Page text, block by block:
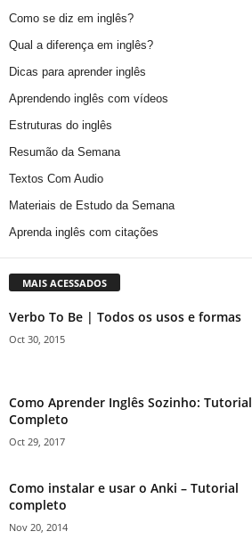
Como se diz em inglês?
Qual a diferença em inglês?
Dicas para aprender inglês
Aprendendo inglês com vídeos
Estruturas do inglês
Resumão da Semana
Textos Com Audio
Materiais de Estudo da Semana
Aprenda inglês com citações
MAIS ACESSADOS
Verbo To Be | Todos os usos e formas
Oct 30, 2015
Como Aprender Inglês Sozinho: Tutorial
Completo
Oct 29, 2017
Como instalar e usar o Anki – Tutorial
completo
Nov 20, 2014